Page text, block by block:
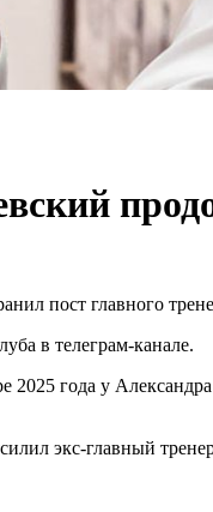
пост главного
в телеграм-канале.
года у
экс-главный